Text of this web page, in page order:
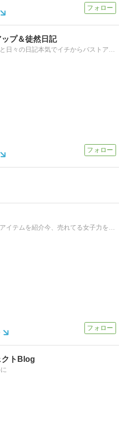
プ＆徒然日記
クトBlog